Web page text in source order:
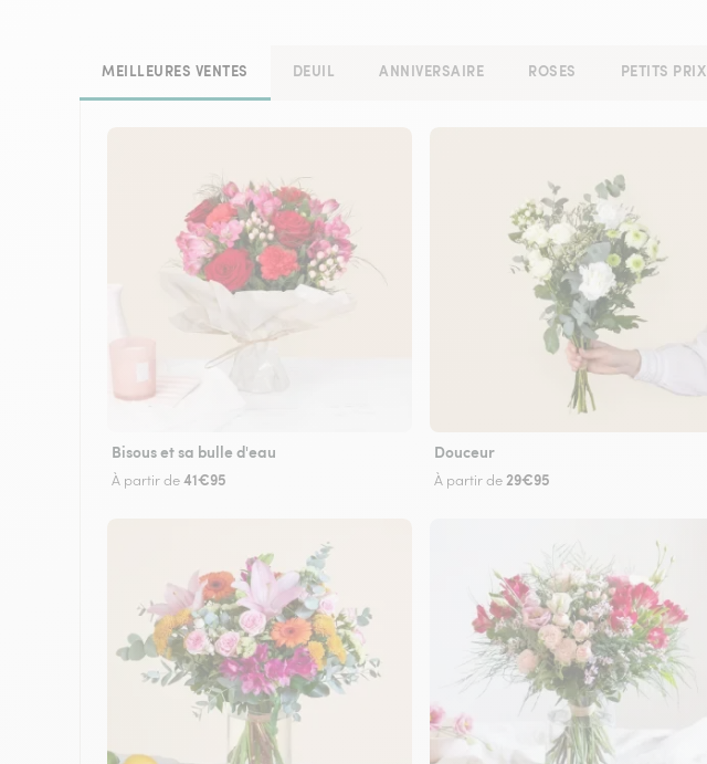
MEILLEURES VENTES DEUIL ANNIVERSAIRE ROSES PETITS PRIX
Bisous et sa bulle d'eau
À partir de41€95
Douceur
À partir de 29€95